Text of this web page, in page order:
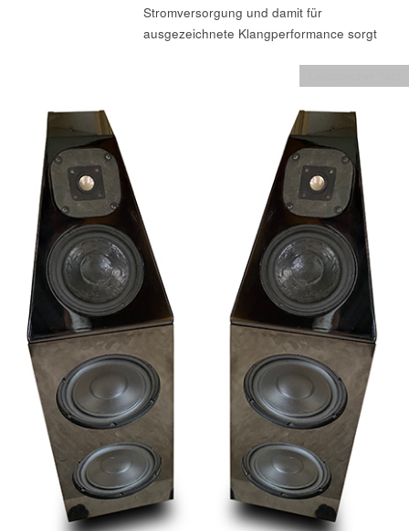
Stromversorgung und damit für
ausgezeichnete Klangperformance sorgt